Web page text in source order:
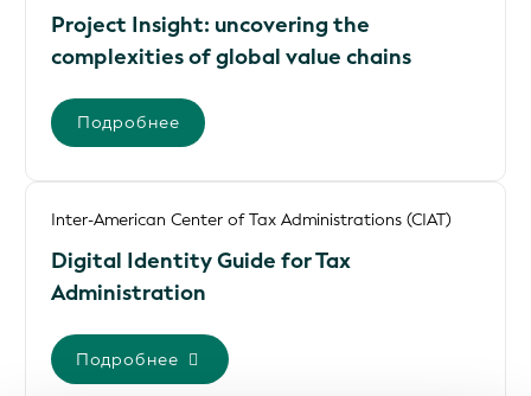
Project Insight: uncovering the
complexities of global value chains
Подробнее
Inter-American Center of Tax Administrations (CIAT)
Digital Identity Guide for Tax
Administration
Подробнее